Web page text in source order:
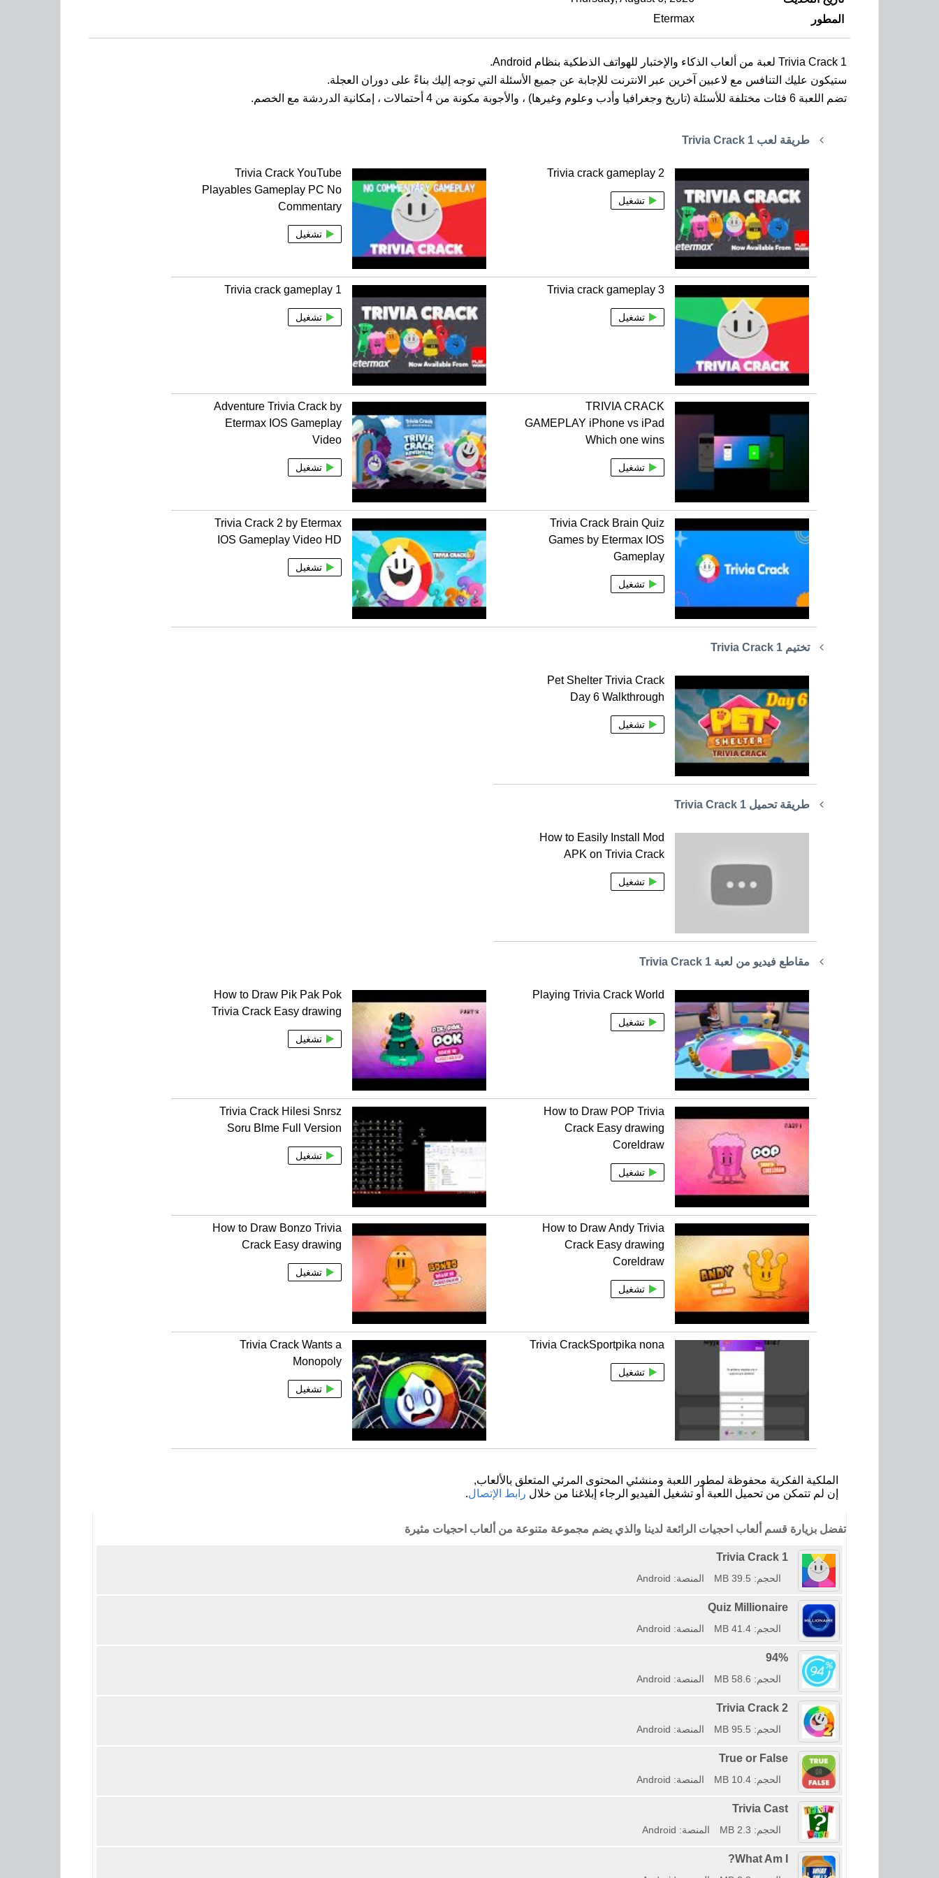
المطور
Etermax
Trivia Crack 1 لعبة من ألعاب الذكاء والإختبار للهواتف الذطكية بنظام Android.
ستيكون عليك التنافس مع لاعبين آخرين عبر الانترنت للإجابة عن جميع الأسئلة التي توجه إليك بناءً على دوران العجلة.
تضم اللعبة 6 فئات مختلفة للأسئلة (تاريخ وجغرافيا وأدب وعلوم وغيرها) ، والأجوبة مكونة من 4 أحتمالات ، إمكانية الدردشة مع الخصم.
طريقة لعب Trivia Crack 1
Trivia crack gameplay 2
تشغيل
Trivia Crack YouTube
Playables Gameplay PC No
Commentary
تشغيل
Trivia crack gameplay 3
تشغيل
Trivia crack gameplay 1
تشغيل
TRIVIA CRACK
GAMEPLAY iPhone vs iPad
Which one wins
تشغيل
Adventure Trivia Crack by
Etermax IOS Gameplay
Video
تشغيل
Trivia Crack Brain Quiz
Games by Etermax IOS
Gameplay
تشغيل
Trivia Crack 2 by Etermax
IOS Gameplay Video HD
تشغيل
تختيم Trivia Crack 1
Pet Shelter Trivia Crack
Day 6 Walkthrough
تشغيل
طريقة تحميل Trivia Crack 1
How to Easily Install Mod
APK on Trivia Crack
تشغيل
مقاطع فيديو من لعبة Trivia Crack 1
Playing Trivia Crack World
تشغيل
How to Draw Pik Pak Pok
Trivia Crack Easy drawing
تشغيل
How to Draw POP Trivia
Crack Easy drawing
Coreldraw
تشغيل
Trivia Crack Hilesi Snrsz
Soru Blme Full Version
تشغيل
How to Draw Andy Trivia
Crack Easy drawing
Coreldraw
تشغيل
How to Draw Bonzo Trivia
Crack Easy drawing
تشغيل
Trivia CrackSportpika nona
تشغيل
Trivia Crack Wants a
Monopoly
تشغيل
الملكية الفكرية محفوظة لمطور اللعبة ومنشئي المحتوى المرئي المتعلق بالألعاب,
إن لم تتمكن من تحميل اللعبة أو تشغيل الفيديو الرجاء إبلاغنا من خلال رابط الإتصال.
تفضل بزيارة قسم ألعاب احجيات الرائعة لدينا والذي يضم مجموعة متنوعة من ألعاب احجيات مثيرة
Trivia Crack 1
الحجم: 39.5 MB المنصة: Android
Quiz Millionaire
الحجم: 41.4 MB المنصة: Android
94%
الحجم: 58.6 MB المنصة: Android
Trivia Crack 2
الحجم: 95.5 MB المنصة: Android
True or False
الحجم: 10.4 MB المنصة: Android
Trivia Cast
الحجم: 2.3 MB المنصة: Android
What Am I?